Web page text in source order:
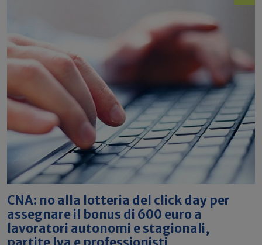
CNA: no alla lotteria del click day per
assegnare il bonus di 600 euro a
lavoratori autonomi e stagionali,